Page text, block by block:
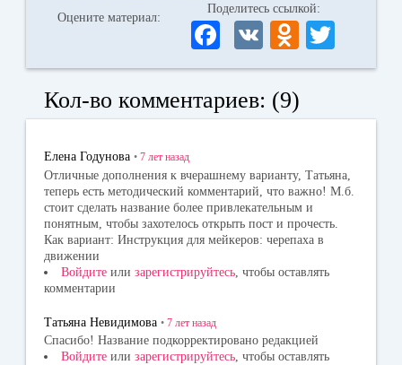
Оцените материал:
Поделитесь ссылкой:
Fa
ce
bo
ok
V
K
O
dn
la
ni
ki
wi
r
Кол-во комментариев: (9)
Елена Годунова • 7 лет назад
Отличные дополнения к вчерашнему варианту, Татьяна,
теперь есть методический комментарий, что важно! М.б.
стоит сделать название более привлекательным и
понятным, чтобы захотелось открыть пост и прочесть.
Как вариант: Инструкция для мейкеров: черепаха в
движении
Войдите или зарегистрируйтесь , чтобы оставлять
комментарии
Татьяна Невидимова • 7 лет назад
Спасибо! Название подкорректировано редакцией
Войдите или зарегистрируйтесь, чтобы оставлять